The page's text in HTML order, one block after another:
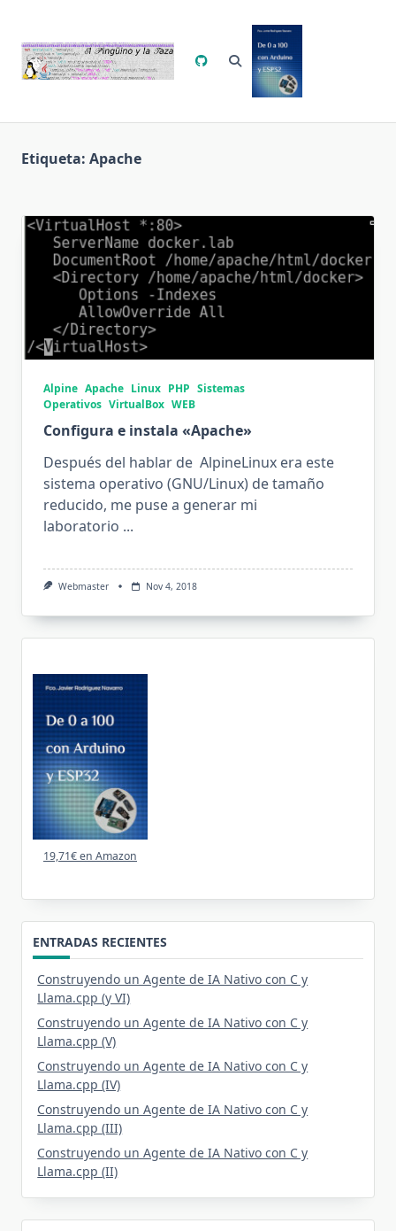
contenido
Etiqueta: Apache
Alpine Apache Linux PHP Sistemas
Operativos VirtualBox WEB
Configura e instala «Apache»
Después del hablar de AlpineLinux era este
sistema operativo (GNU/Linux) de tamaño
reducido, me puse a generar mi
laboratorio ...
Webmaster Nov 4, 2018
19,71€ en Amazon
ENTRADAS RECIENTES
Construyendo un Agente de IA Nativo con C y
Llama.cpp (y VI)
Construyendo un Agente de IA Nativo con C y
Llama.cpp (V)
Construyendo un Agente de IA Nativo con C y
Llama.cpp (IV)
Construyendo un Agente de IA Nativo con C y
Llama.cpp (III)
Construyendo un Agente de IA Nativo con C y
Llama.cpp (II)